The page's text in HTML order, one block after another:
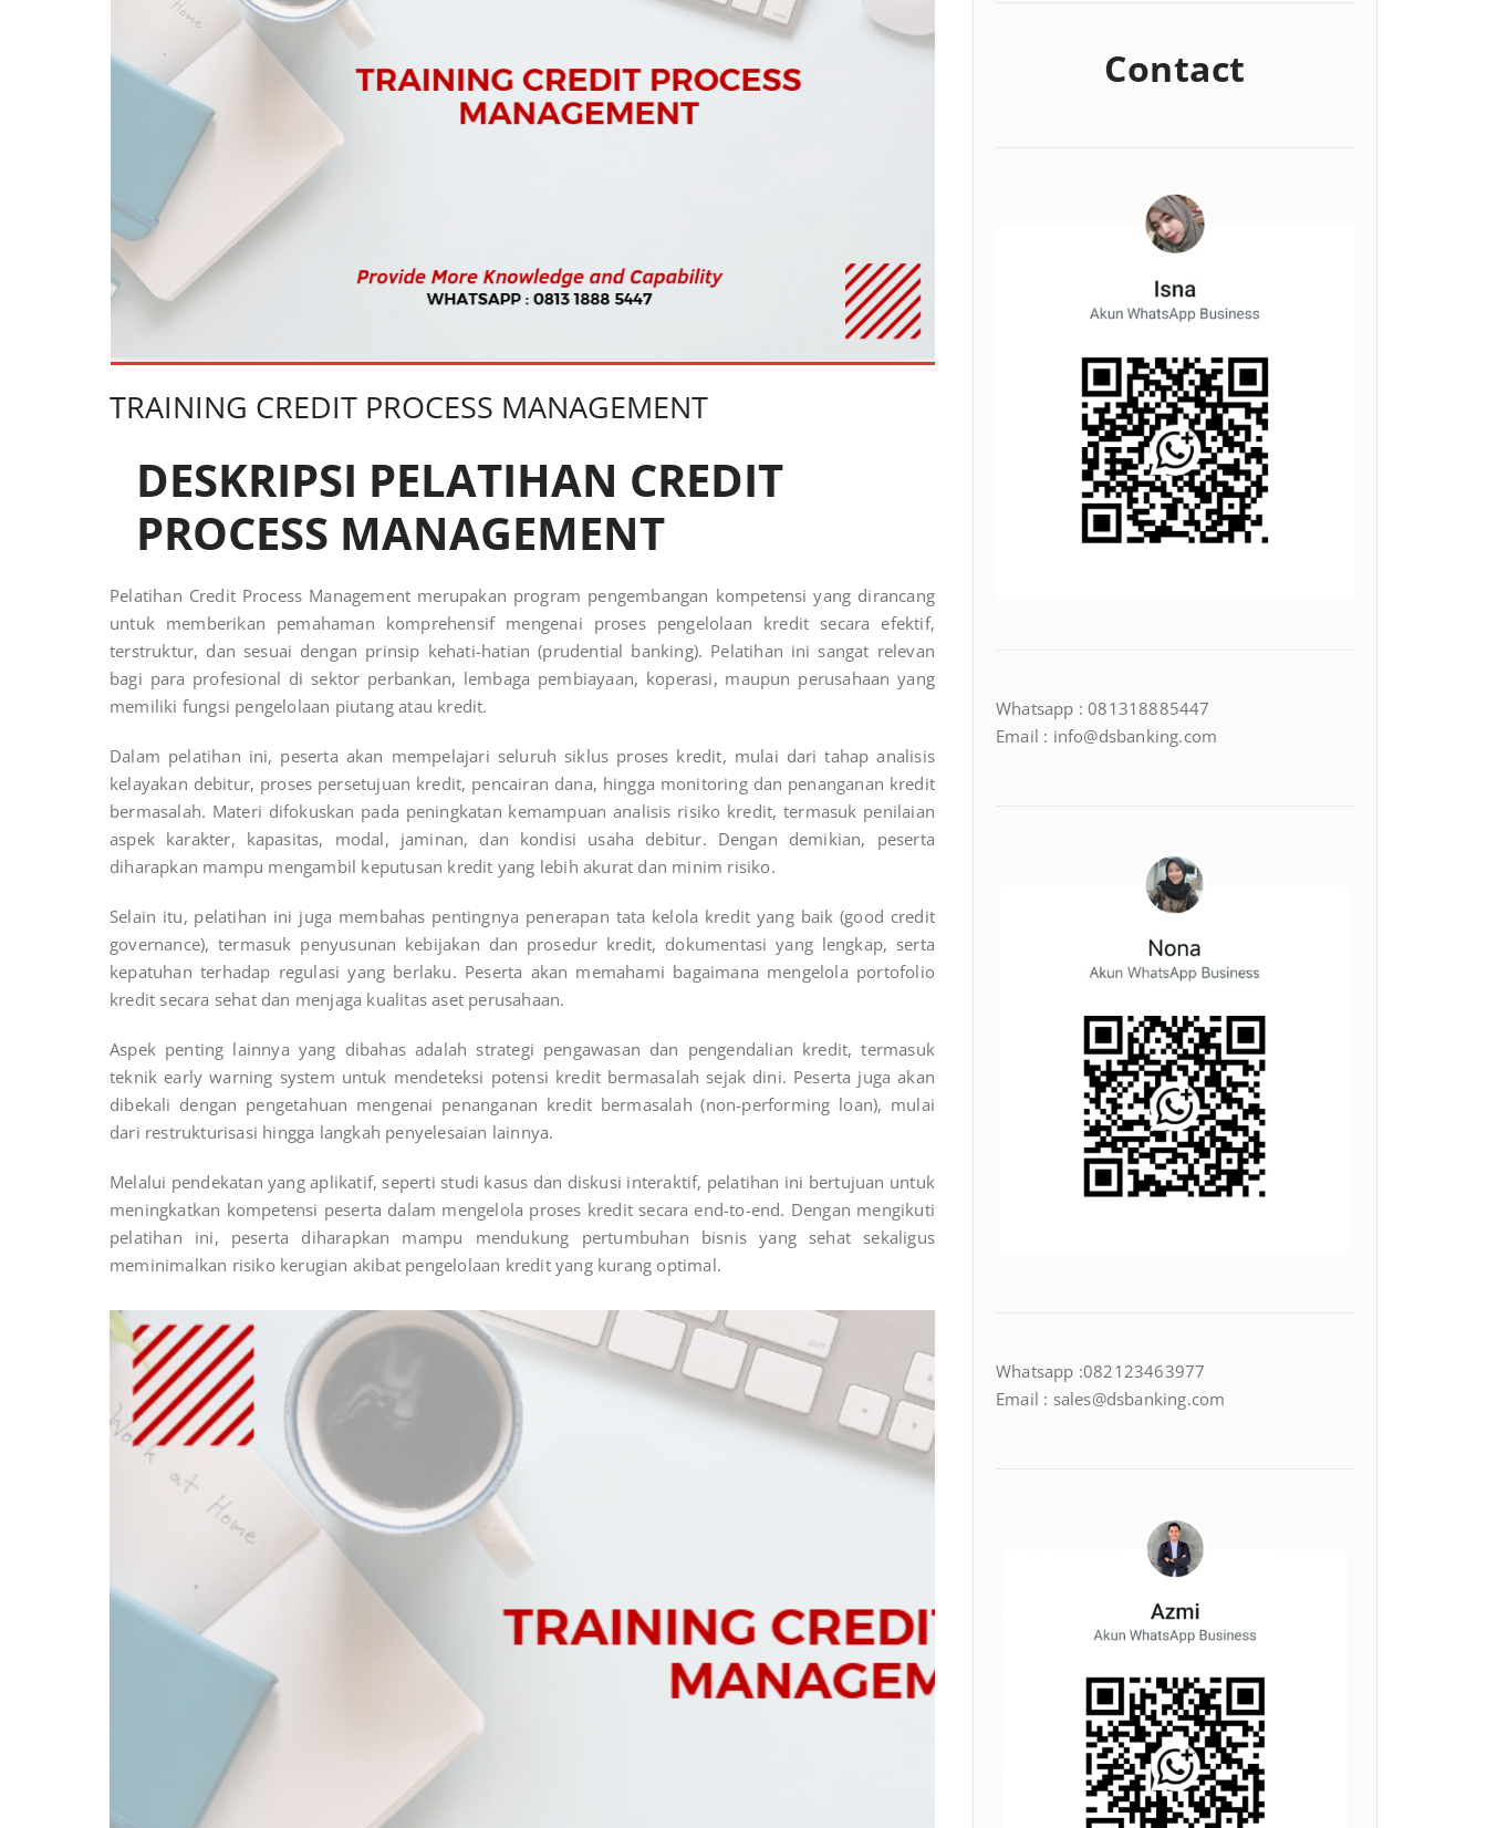
TRAINING CREDIT PROCESS MANAGEMENT
DESKRIPSI PELATIHAN CREDIT
PROCESS MANAGEMENT
Pelatihan Credit Process Management merupakan program pengembangan kompetensi yang dirancang
untuk memberikan pemahaman komprehensif mengenai proses pengelolaan kredit secara efektif,
terstruktur, dan sesuai dengan prinsip kehati-hatian (prudential banking). Pelatihan ini sangat relevan
bagi para profesional di sektor perbankan, lembaga pembiayaan, koperasi, maupun perusahaan yang
memiliki fungsi pengelolaan piutang atau kredit.
Dalam pelatihan ini, peserta akan mempelajari seluruh siklus proses kredit, mulai dari tahap analisis
kelayakan debitur, proses persetujuan kredit, pencairan dana, hingga monitoring dan penanganan kredit
bermasalah. Materi difokuskan pada peningkatan kemampuan analisis risiko kredit, termasuk penilaian
aspek karakter, kapasitas, modal, jaminan, dan kondisi usaha debitur. Dengan demikian, peserta
diharapkan mampu mengambil keputusan kredit yang lebih akurat dan minim risiko.
Selain itu, pelatihan ini juga membahas pentingnya penerapan tata kelola kredit yang baik (good credit
governance), termasuk penyusunan kebijakan dan prosedur kredit, dokumentasi yang lengkap, serta
kepatuhan terhadap regulasi yang berlaku. Peserta akan memahami bagaimana mengelola portofolio
kredit secara sehat dan menjaga kualitas aset perusahaan.
Aspek penting lainnya yang dibahas adalah strategi pengawasan dan pengendalian kredit, termasuk
teknik early warning system untuk mendeteksi potensi kredit bermasalah sejak dini. Peserta juga akan
dibekali dengan pengetahuan mengenai penanganan kredit bermasalah (non-performing loan), mulai
dari restrukturisasi hingga langkah penyelesaian lainnya.
Melalui pendekatan yang aplikatif, seperti studi kasus dan diskusi interaktif, pelatihan ini bertujuan untuk
meningkatkan kompetensi peserta dalam mengelola proses kredit secara end-to-end. Dengan mengikuti
pelatihan ini, peserta diharapkan mampu mendukung pertumbuhan bisnis yang sehat sekaligus
meminimalkan risiko kerugian akibat pengelolaan kredit yang kurang optimal.
Contact
Whatsapp : 081318885447
Email : info@dsbanking.com
Whatsapp :082123463977
Email : sales@dsbanking.com